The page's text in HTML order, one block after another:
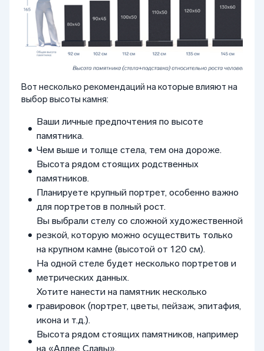
Вот несколько рекомендаций на которые влияют на
выбор высоты камня:
Ваши личные предпочтения по высоте
памятника.
Чем выше и толще стела, тем она дороже.
Высота рядом стоящих родственных
памятников.
Планируете крупный портрет, особенно важно
для портретов в полный рост.
Вы выбрали стелу со сложной художественной
резкой, которую можно осуществить только
на крупном камне (высотой от 120 см).
На одной стеле будет несколько портретов и
метрических данных.
Хотите нанести на памятник несколько
гравировок (портрет, цветы, пейзаж, эпитафия,
икона и т.д.).
Высота рядом стоящих памятников, например
на «Аллее Славы».